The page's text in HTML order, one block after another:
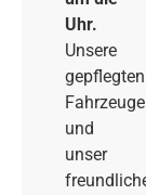
Uhr.
Unsere
gepflegten
Fahrzeuge
und
unser